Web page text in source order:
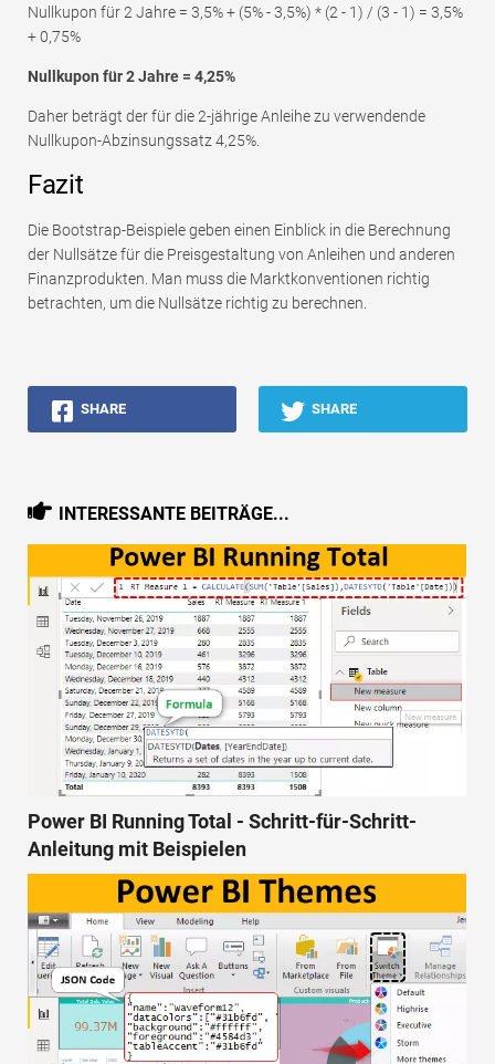
Nullkupon für 2 Jahre = 3,5% + (5% - 3,5%) * (2 - 1) / (3 - 1) = 3,5%
+ 0,75%
Nullkupon für 2 Jahre = 4,25%
Daher beträgt der für die 2-jährige Anleihe zu verwendende
Nullkupon-Abzinsungssatz 4,25%.
Fazit
Die Bootstrap-Beispiele geben einen Einblick in die Berechnung
der Nullsätze für die Preisgestaltung von Anleihen und anderen
Finanzprodukten. Man muss die Marktkonventionen richtig
betrachten, um die Nullsätze richtig zu berechnen.
SHARE SHARE
INTERESSANTE BEITRÄGE...
Power BI Running Total - Schritt-für-Schritt-
Anleitung mit Beispielen